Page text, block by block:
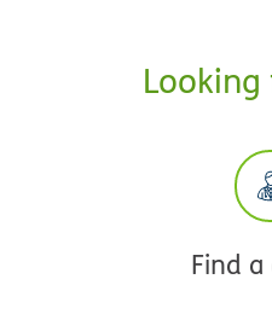
Looking
Find